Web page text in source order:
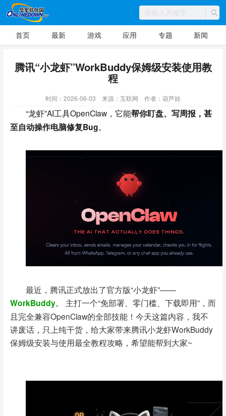
首页 最新 游戏 应用 专题 新闻
腾讯“小龙虾”WorkBuddy保姆级安装使用教
程
时间：2026-06-03 来源：互联网 作者：葫芦娃
“龙虾”AI工具OpenClaw，它能帮你盯盘、写周报，甚
至自动操作电脑修复Bug。
最近，腾讯正式放出了官方版“小龙虾”——
WorkBuddy。 主打一个“免部署、零门槛、下载即用”，而
且完全兼容OpenClaw的全部技能！ 今天这篇内容，我不
讲废话，只上纯干货，给大家带来腾讯小龙虾WorkBuddy
保姆级安装与使用最全教程攻略，希望能帮到大家~